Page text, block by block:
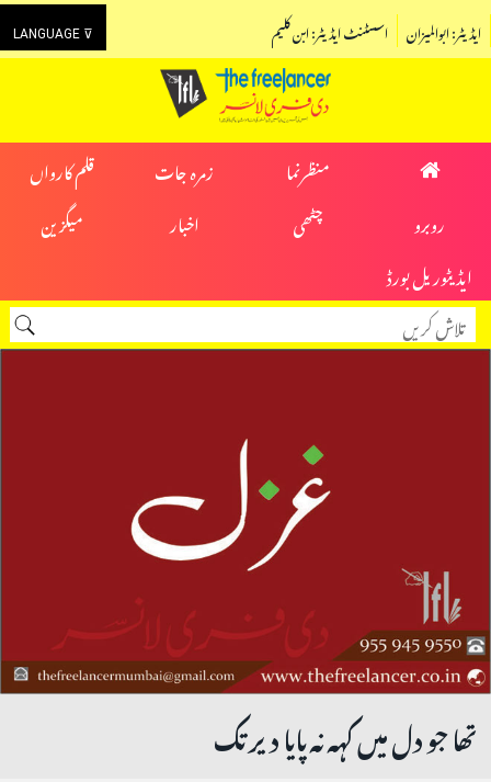
LANGUAGE ⊽ اسسٹنٹ ایڈیٹر: ابن کلیم ایڈیٹر: ابوالمیزان
منظرنما زمرہ جات
قلم کارواں
روبرو
چٹھی اخبار
میگزین
ایڈیٹوریل بورڈ
تھا جو دل میں کہہ نہ پایا دیر تک